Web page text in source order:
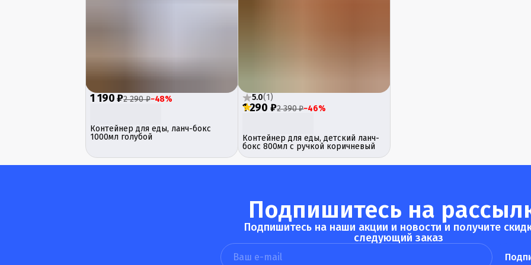
1 190 ₽2 290 ₽−48%
Контейнер для еды, ланч-бокс
1000мл голубой
5.0(1)
1 290 ₽2 390 ₽−46%
Контейнер для еды, детский ланч-
бокс 800мл с ручкой коричневый
Подпишитесь на
Подпишитесь на наши акции и новости и получите
следующий заказ